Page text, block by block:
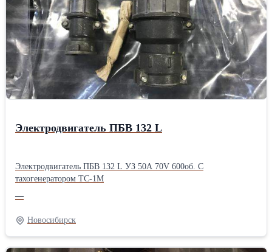
Электродвигатель П 62 14 кВт 220V 1500 обПроизводитель:
Электродвигатель
Электродвигатель ПБВ 132 L
Электродвигатель ПБВ 132 L УЗ 50A 70V 600об. С
тахогенератором ТС-1М
—
Новосибирск